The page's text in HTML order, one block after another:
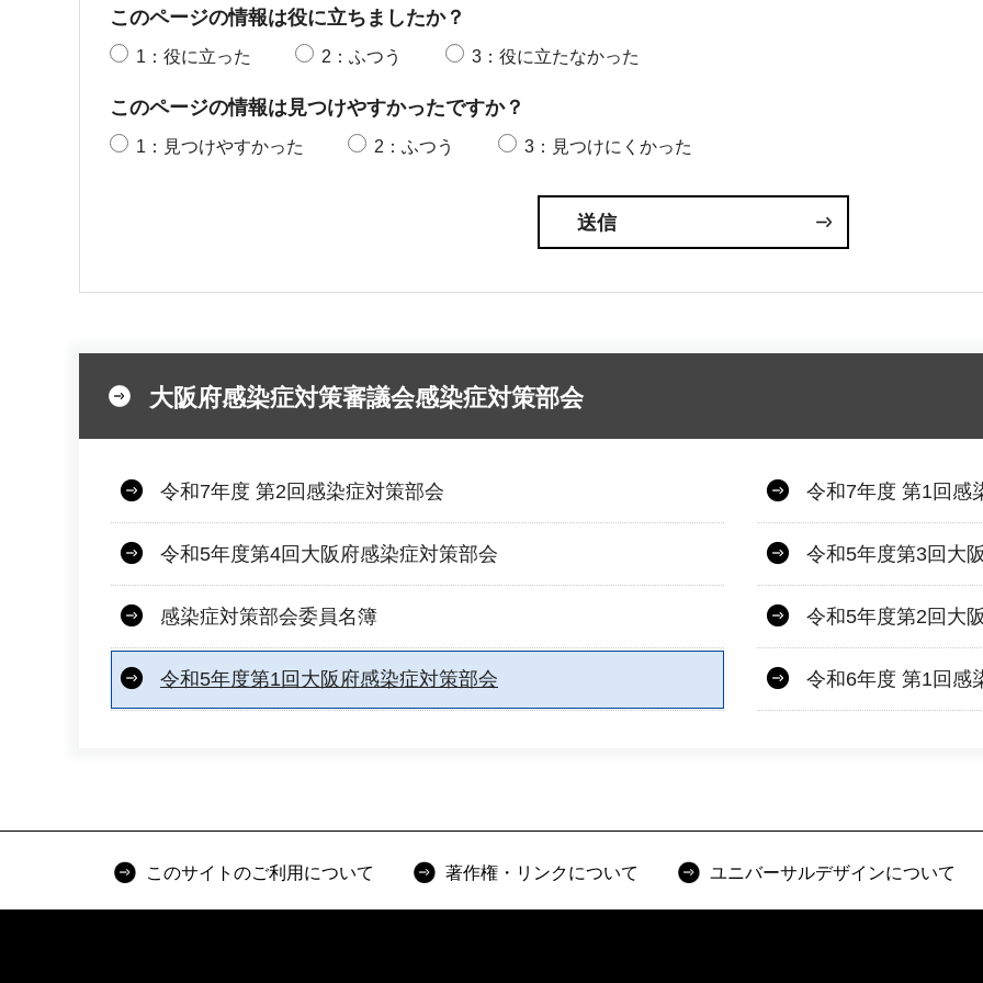
このページの情報は役に立ちましたか？
1：役に立った 2：ふつう 3：役に立たなかった
このページの情報は見つけやすかったですか？
1：見つけやすかった 2：ふつう 3：見つけにくかった
大阪府感染症対策審議会感染症対策部会
令和7年度 第2回感染症対策部会 令和7年度 第1回感
令和5年度第4回大阪府感染症対策部会 令和5年度第3回大
感染症対策部会委員名簿 令和5年度第2回大
令和5年度第1回大阪府感染症対策部会 令和6年度 第1回感
このサイトのご利用について 著作権・リンクについて ユニバーサルデザインについて